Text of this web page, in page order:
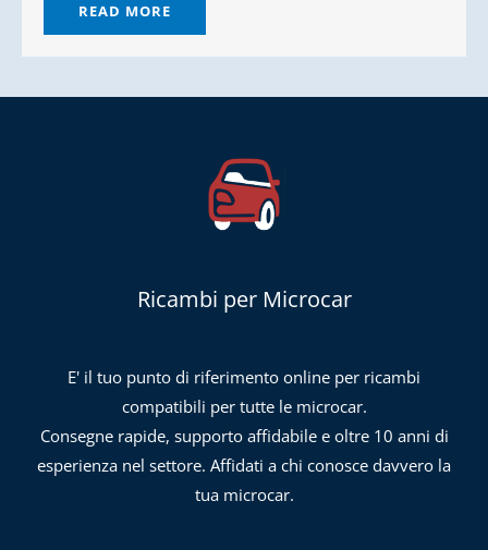
READ MORE
Ricambi per Microcar
E' il tuo punto di riferimento online per ricambi
compatibili per tutte le microcar.
Consegne rapide, supporto affidabile e oltre 10 anni di
esperienza nel settore. Affidati a chi conosce davvero la
tua microcar.